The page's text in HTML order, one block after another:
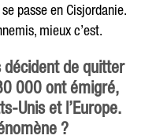
passe en Cisjordanie.
mieux c’est.
décident de quitter
000 ont émigré,
Unis et l’Europe.
?